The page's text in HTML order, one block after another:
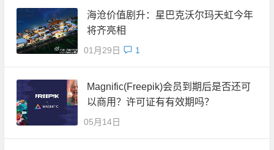
海沧价值剧升：星巴克沃尔玛天虹今年
将齐亮相
01月29日 1
Magnific(Freepik)会员到期后是否还可
以商用？许可证有有效期吗？
05月14日